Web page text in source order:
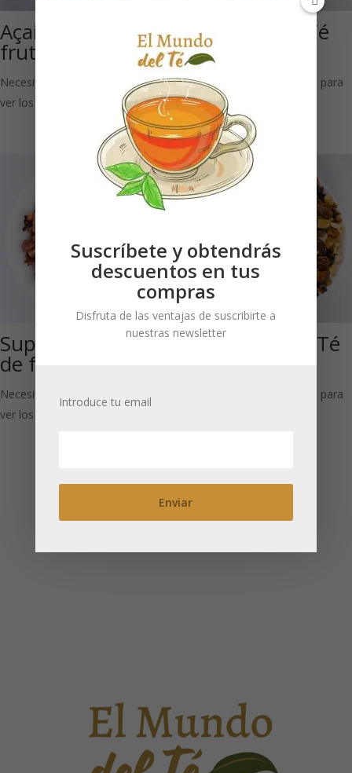
Açai-Power (Té de
frutas)
Necesitas estar registrado para
ver los precios
Dulce Angel: Té
de frutas
Necesitas estar registrado para
ver los precios
Superwoman (Té
de frutas)
Necesitas estar registrado para
ver los precios
Cóctel Hawái (Té
Necesitas estar registrado para
Suscríbete y obtendrás
descuentos en tus
compras
Disfruta de las ventajas de suscribirte a
nuestras newsletter
Introduce tu email